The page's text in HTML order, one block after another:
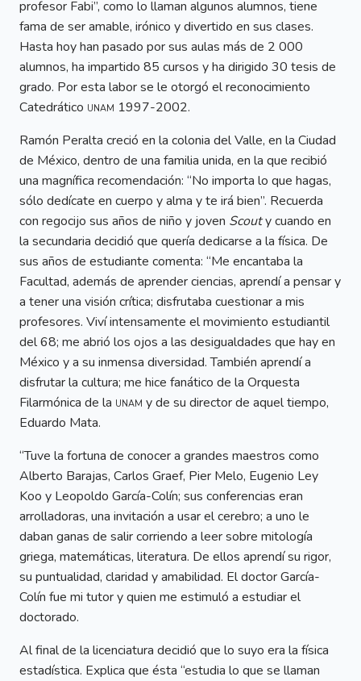
profesor Fabi”, como lo llaman algunos alumnos, tiene
fama de ser amable, irónico y divertido en sus clases.
Hasta hoy han pasado por sus aulas más de 2 000
alumnos, ha impartido 85 cursos y ha dirigido 30 tesis de
grado. Por esta labor se le otorgó el reconocimiento
Catedrático unam 1997-2002.
Ramón Peralta creció en la colonia del Valle, en la Ciudad
de México, dentro de una familia unida, en la que recibió
una magnífica recomendación: “No importa lo que hagas,
sólo dedícate en cuerpo y alma y te irá bien”. Recuerda
con regocijo sus años de niño y joven Scouty cuando en
la secundaria decidió que quería dedicarse a la física. De
sus años de estudiante comenta: “Me encantaba la
Facultad, además de aprender ciencias, aprendí a pensar y
a tener una visión crítica; disfrutaba cuestionar a mis
profesores. Viví intensamente el movimiento estudiantil
del 68; me abrió los ojos a las desigualdades que hay en
México y a su inmensa diversidad. También aprendí a
disfrutar la cultura; me hice fanático de la Orquesta
Filarmónica de la unam y de su director de aquel tiempo,
Eduardo Mata.
“Tuve la fortuna de conocer a grandes maestros como
Alberto Barajas, Carlos Graef, Pier Melo, Eugenio Ley
Koo y Leopoldo García-Colín; sus conferencias eran
arrolladoras, una invitación a usar el cerebro; a uno le
daban ganas de salir corriendo a leer sobre mitología
griega, matemáticas, literatura. De ellos aprendí su rigor,
su puntualidad, claridad y amabilidad. El doctor García-
Colín fue mi tutor y quien me estimuló a estudiar el
doctorado.
Al final de la licenciatura decidió que lo suyo era la física
estadística. Explica que ésta “estudia lo que se llaman